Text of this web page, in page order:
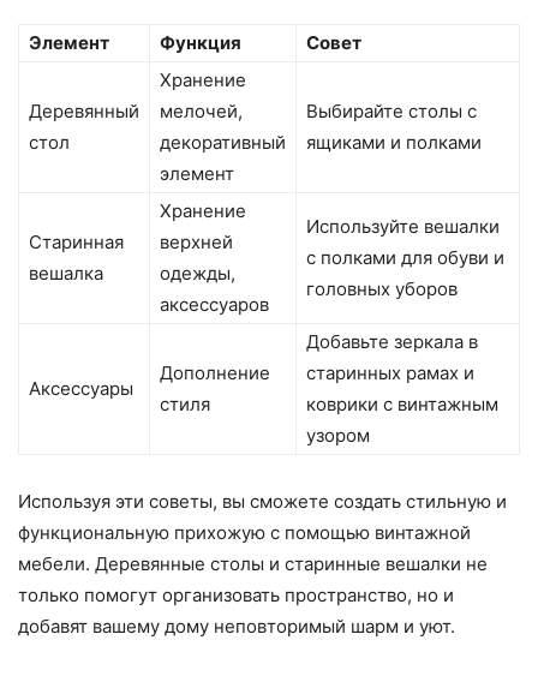
Элемент Функция Совет
Деревянный
стол
Хранение
мелочей,
декоративный
элемент
Выбирайте столы с
ящиками и полками
Старинная
вешалка
Хранение
верхней
одежды,
аксессуаров
Используйте вешалки
с полками для обуви и
головных уборов
Аксессуары
Дополнение
стиля
Добавьте зеркала в
старинных рамах и
коврики с винтажным
узором
Используя эти советы, вы сможете создать стильную и
функциональную прихожую с помощью винтажной
мебели. Деревянные столы и старинные вешалки не
только помогут организовать пространство, но и
добавят вашему дому неповторимый шарм и уют.